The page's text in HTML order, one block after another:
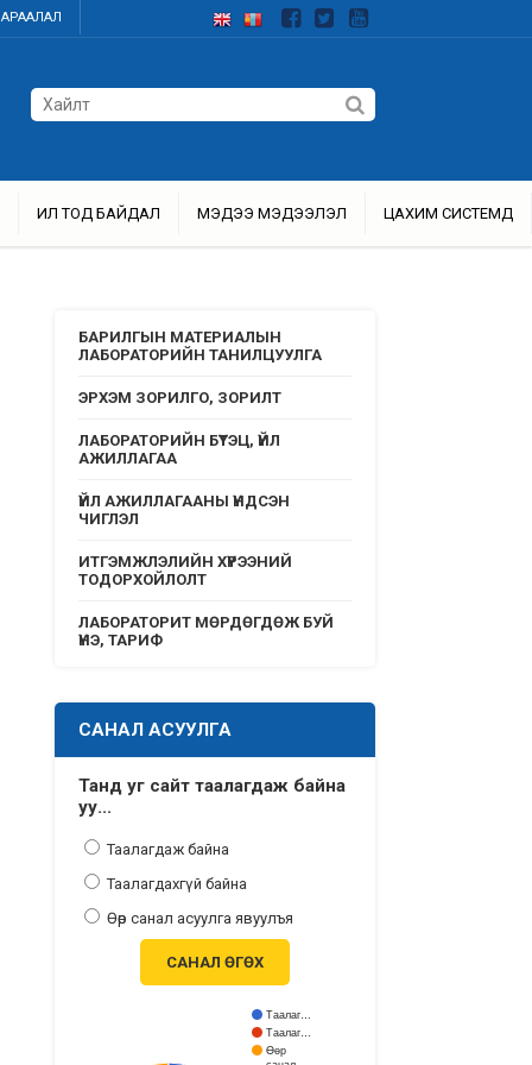
ИЛ ТОД БАЙДАЛ МЭДЭЭ МЭДЭЭЛЭЛ ЦАХИМ СИСТЕМҮҮД
БАРИЛГЫН МАТЕРИАЛЫН
ЛАБОРАТОРИЙН ТАНИЛЦУУЛГА
ЭРХЭМ ЗОРИЛГО, ЗОРИЛТ
ЛАБОРАТОРИЙН БҮТЭЦ, ҮЙЛ
АЖИЛЛАГАА
ҮЙЛ АЖИЛЛАГААНЫ ҮНДСЭН
ЧИГЛЭЛ
ИТГЭМЖЛЭЛИЙН ХҮРЭЭНИЙ
ТОДОРХОЙЛОЛТ
ЛАБОРАТОРИТ МӨРДӨГДӨЖ БУЙ
ҮНЭ, ТАРИФ
САНАЛ АСУУЛГА
Танд уг сайт таалагдаж байна
уу...
Таалагдаж байна
Таалагдахгүй байна
Өөр санал асуулга явуулъя
САНАЛ ӨГӨХ
Таалаг…
Таалаг…
Өөр